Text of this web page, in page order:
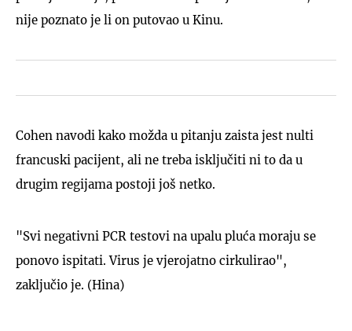
nije poznato je li on putovao u Kinu.
Cohen navodi kako možda u pitanju zaista jest nulti
francuski pacijent, ali ne treba isključiti ni to da u
drugim regijama postoji još netko.
"Svi negativni PCR testovi na upalu pluća moraju se
ponovo ispitati. Virus je vjerojatno cirkulirao",
zaključio je. (Hina)